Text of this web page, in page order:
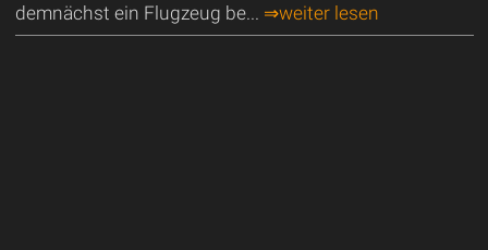
demnächst ein Flugzeug be... ⇒weiter lesen